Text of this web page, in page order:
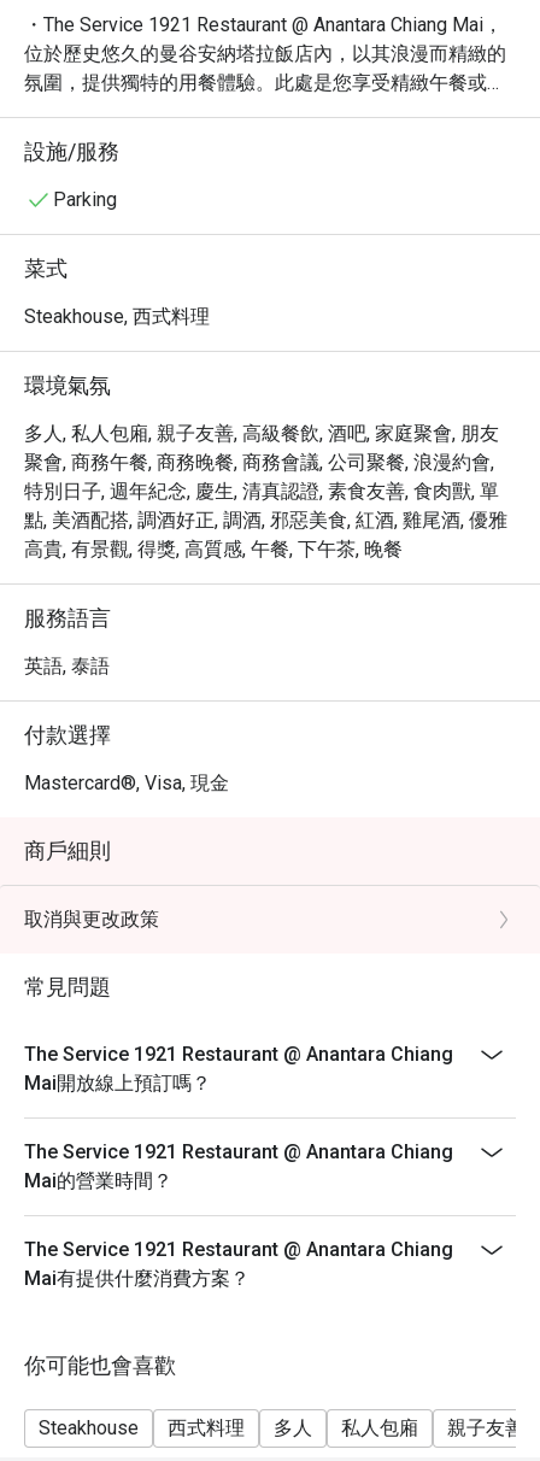
・The Service 1921 Restaurant @ Anantara Chiang Mai，
位於歷史悠久的曼谷安納塔拉飯店內，以其浪漫而精緻的
氛圍，提供獨特的用餐體驗。此處是您享受精緻午餐或晚
餐的理想選擇。旅客讚譽其絕佳的雞尾酒、令人驚嘆的建
築風格，以及整體尊貴的渡假村體驗，是尋求難忘用餐享
受的首選。
・您將在此品嚐到一系列誘人的開胃菜、令人垂涎的甜
酒。無論是尋覓寧靜時光，或是慶祝特別時刻，The
Service 1921 Restaurant 的歷史魅力與現代品味將完美融
合，為您創造無可取代的美好回憶。
有最高 5 折的獨家優惠，讓您以超值價格，盡情享受這趟
頂級美食饗宴。
設施/服務
Parking
菜式
Steakhouse, 西式料理
環境氣氛
多人, 私人包廂, 親子友善, 高級餐飲, 酒吧, 家庭聚會, 朋友
聚會, 商務午餐, 商務晚餐, 商務會議, 公司聚餐, 浪漫約會,
特別日子, 週年紀念, 慶生, 清真認證, 素食友善, 食肉獸, 單
點, 美酒配搭, 調酒好正, 調酒, 邪惡美食, 紅酒, 雞尾酒, 優雅
高貴, 有景觀, 得獎, 高質感, 午餐, 下午茶, 晚餐
服務語言
英語, 泰語
付款選擇
Mastercard®, Visa, 現金
商戶細則
取消與更改政策
常見問題
The Service 1921 Restaurant @ Anantara Chiang
Mai開放線上預訂嗎？
The Service 1921 Restaurant @ Anantara Chiang
Mai的營業時間？
The Service 1921 Restaurant @ Anantara Chiang
Mai有提供什麼消費方案？
你可能也會喜歡
Steakhouse 西式料理 多人 私人包廂 親子友善